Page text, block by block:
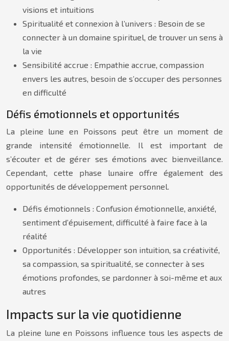
visions et intuitions
Spiritualité et connexion à l’univers : Besoin de se
connecter à un domaine spirituel, de trouver un sens à
la vie
Sensibilité accrue : Empathie accrue, compassion
envers les autres, besoin de s’occuper des personnes
en difficulté
Défis émotionnels et opportunités
La pleine lune en Poissons peut être un moment de
grande intensité émotionnelle. Il est important de
s’écouter et de gérer ses émotions avec bienveillance.
Cependant, cette phase lunaire offre également des
opportunités de développement personnel.
Défis émotionnels : Confusion émotionnelle, anxiété,
sentiment d’épuisement, difficulté à faire face à la
réalité
Opportunités : Développer son intuition, sa créativité,
sa compassion, sa spiritualité, se connecter à ses
émotions profondes, se pardonner à soi-même et aux
autres
Impacts sur la vie quotidienne
La pleine lune en Poissons influence tous les aspects de